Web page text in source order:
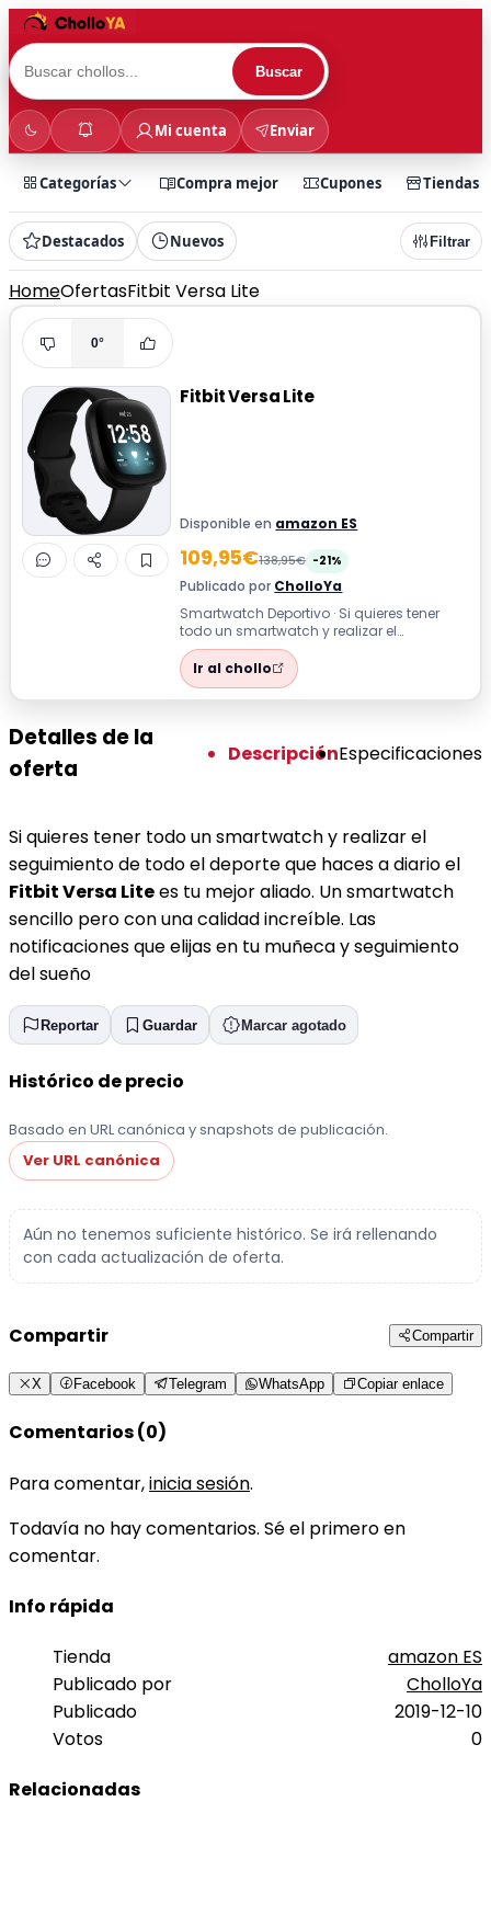
Buscar
Mi cuenta Enviar
Categorías Compra mejor Cupones Tiendas
Destacados Nuevos Filtrar
HomeOfertasFitbit Versa Lite
0°
Fitbit Versa Lite
Disponible en amazon ES
109,95€138,95€ -21%
Publicado por CholloYa
Smartwatch Deportivo · Si quieres tener
todo un smartwatch y realizar el
seguimiento de todo el deporte que haces
a d...
Ir al chollo
Detalles de la
oferta
DescripciónEspecificaciones
Si quieres tener todo un smartwatch y realizar el
seguimiento de todo el deporte que haces a diario el
Fitbit Versa Litees tu mejor aliado. Un smartwatch
sencillo pero con una calidad increíble. Las
notificaciones que elijas en tu muñeca y seguimiento
del sueño
Reportar Guardar Marcar agotado
Histórico de precio
Basado en URL canónica y snapshots de publicación.
Ver URL canónica
Aún no tenemos suficiente histórico. Se irá rellenando
con cada actualización de oferta.
Compartir Compartir
X Facebook Telegram WhatsApp Copiar enlace
Comentarios (0)
Para comentar,inicia sesión.
Todavía no hay comentarios. Sé el primero en
comentar.
Info rápida
Tienda
amazon ES
Publicado por
CholloYa
Publicado
2019-12-10
Votos
0
Relacionadas